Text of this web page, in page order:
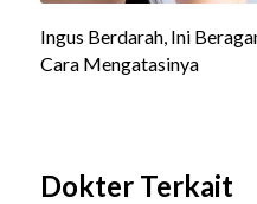
Dokter Terkait